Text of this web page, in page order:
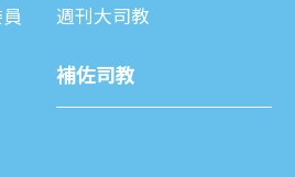
週刊⼤司教
補佐司教